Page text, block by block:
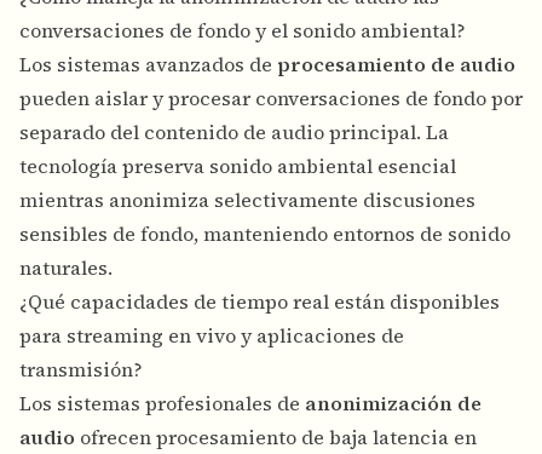
conversaciones de fondo y el sonido ambiental?
Los sistemas avanzados de procesamiento de audio
pueden aislar y procesar conversaciones de fondo por
separado del contenido de audio principal. La
tecnología preserva sonido ambiental esencial
mientras anonimiza selectivamente discusiones
sensibles de fondo, manteniendo entornos de sonido
naturales.
¿Qué capacidades de tiempo real están disponibles
para streaming en vivo y aplicaciones de
transmisión?
Los sistemas profesionales de anonimización de
audio ofrecen procesamiento de baja latencia en